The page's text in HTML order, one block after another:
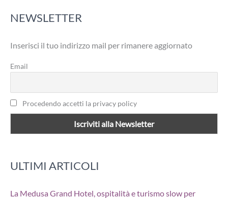
c
:
NEWSLETTER
Inserisci il tuo indirizzo mail per rimanere aggiornato
Email
Procedendo accetti la privacy policy
ULTIMI ARTICOLI
La Medusa Grand Hotel, ospitalità e turismo slow per